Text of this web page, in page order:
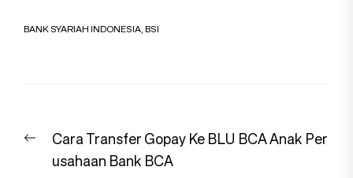
BANK SYARIAH INDONESIA,BSI
pos
Previous
post:
Cara Transfer Gopay Ke BLU BCA Anak Per
usahaan Bank BCA